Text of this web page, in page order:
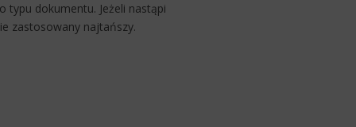
typu dokumentu. Jeżeli nastąpi
zastosowany najtańszy.